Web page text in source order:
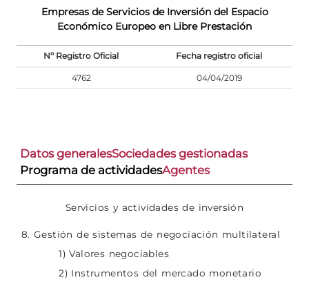
Empresas de Servicios de Inversión del Espacio
Económico Europeo en Libre Prestación
Nº Registro Oficial Fecha registro oficial
4762 04/04/2019
Datos generalesSociedades gestionadas
Programa de actividadesAgentes
Servicios y actividades de inversión
8. Gestión de sistemas de negociación multilateral
1) Valores negociables
2) Instrumentos del mercado monetario